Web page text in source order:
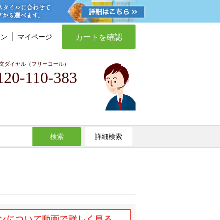
マイページ カートを確認
ダイヤル（フリーコール）
110-383
検索 詳細検索